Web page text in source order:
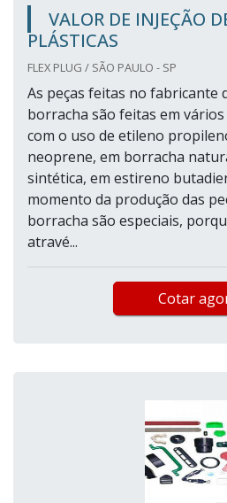
VALOR DE INJEÇÃO
PLÁSTICAS
FLEX PLUG / SÃO PAULO - SP
As peças feitas no fabricante
borracha são feitas em
com o uso de etileno
neoprene, em borracha
sintética, em estireno
momento da produção das
borracha são especiais,
atravé...
Cotar